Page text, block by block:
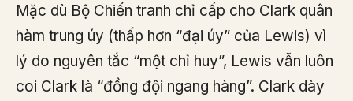
Mặc dù Bộ Chiến tranh chỉ cấp cho Clark quân
hàm trung úy (thấp hơn “đại úy” của Lewis) vì
lý do nguyên tắc “một chỉ huy”, Lewis vẫn luôn
coi Clark là “đồng đội ngang hàng”. Clark dày